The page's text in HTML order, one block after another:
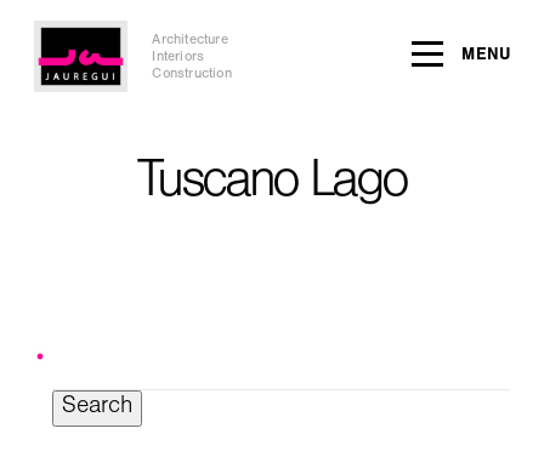
Architecture
Interiors
Construction
MENU
Tuscano Lago